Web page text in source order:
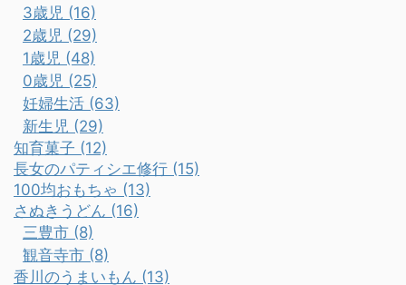
3歳児 (16)
2歳児 (29)
1歳児 (48)
0歳児 (25)
妊婦生活 (63)
新生児 (29)
知育菓子 (12)
長女のパティシエ修行 (15)
100均おもちゃ (13)
さぬきうどん (16)
三豊市 (8)
観音寺市 (8)
香川のうまいもん (13)